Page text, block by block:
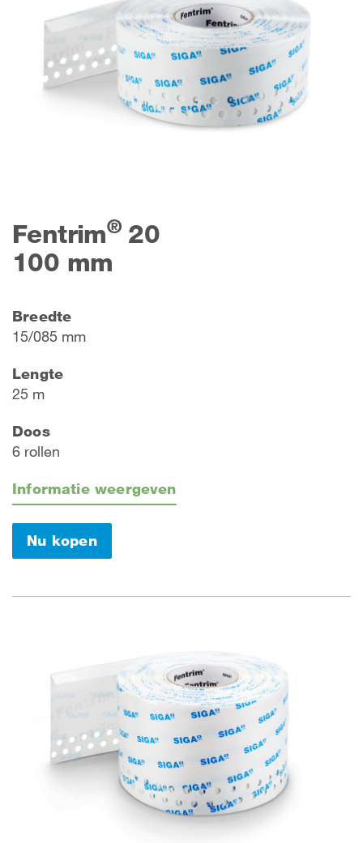
Fentrim®20
100 mm
Breedte
15/085 mm
Lengte
25 m
Doos
6 rollen
Informatie weergeven
Nu kopen